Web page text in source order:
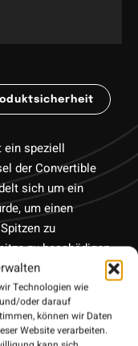
Technologien wie
oder darauf
können wir Daten
Website verarbeiten.
ein speziell
der Convertible
sich um ein
um einen
zu
zu beschädigen.
gefertigt, um
zu
macht ihn leicht
oder für